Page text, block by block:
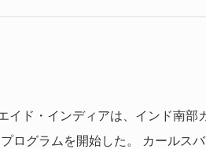
ド・インディアは、インド南部
ログラムを開始した。 カールス